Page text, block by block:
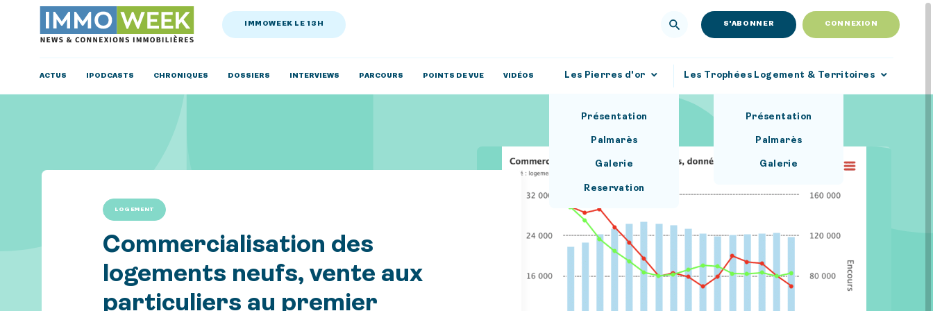
IMMOWEEK LE 13H S'ABONNER CONNEXION
ACTUS IPODCASTS CHRONIQUES DOSSIERS INTERVIEWS PARCOURS POINTS DE VUE VIDÉOS Les Pierres d'or
Présentation
Palmarès
Galerie
Reservation
Les Trophées Logement & Territoires
Présentation
Palmarès
Galerie
LOGEMENT
Commercialisation des
logements neufs, vente aux
particuliers au premier